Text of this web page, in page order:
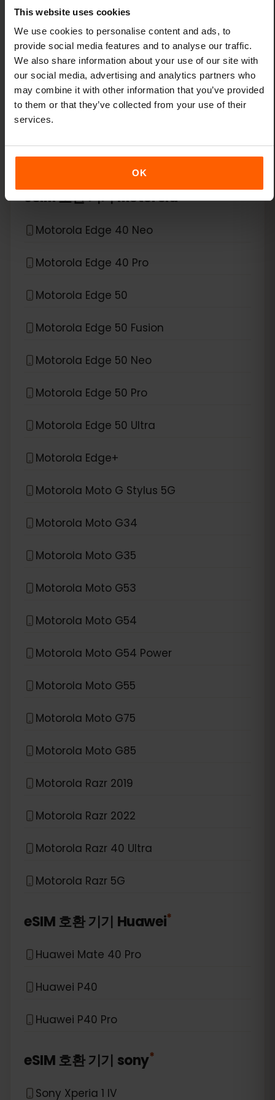
This website uses cookies
We use cookies to personalise content and ads, to
provide social media features and to analyse our traffic.
We also share information about your use of our site with
our social media, advertising and analytics partners who
may combine it with other information that you’ve provided
to them or that they’ve collected from your use of their
services.
OK
Xiaomi 14T Pro
Xiaomi 15
Xiaomi Redmi Note 11 Pro 5G
Xiaomi Redmi Note 13 Pro
Xiaomi Redmi Note 13 Pro Plus
eSIM 호환 기기Motorola*
Motorola Edge 40 Neo
Motorola Edge 40 Pro
Motorola Edge 50
Motorola Edge 50 Fusion
Motorola Edge 50 Neo
Motorola Edge 50 Pro
Motorola Edge 50 Ultra
Motorola Edge+
Motorola Moto G Stylus 5G
Motorola Moto G34
Motorola Moto G35
Motorola Moto G53
Motorola Moto G54
Motorola Moto G54 Power
Motorola Moto G55
Motorola Moto G75
Motorola Moto G85
Motorola Razr 2019
Motorola Razr 2022
Motorola Razr 40 Ultra
Motorola Razr 5G
eSIM 호환 기기 Huawei*
Huawei Mate 40 Pro
Huawei P40
Huawei P40 Pro
eSIM 호환 기기 sony*
Sony Xperia 1 IV